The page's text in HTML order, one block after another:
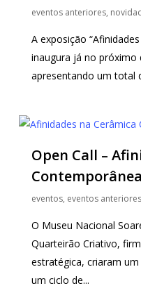
eventos anteriores,
A exposição
inaugura já no próximo
apresentando um total
Open Call –
Contemporânea
eventos, eventos anteriores
O Museu Nacional
Quarteirão Criativo,
estratégica, criaram
um ciclo de...